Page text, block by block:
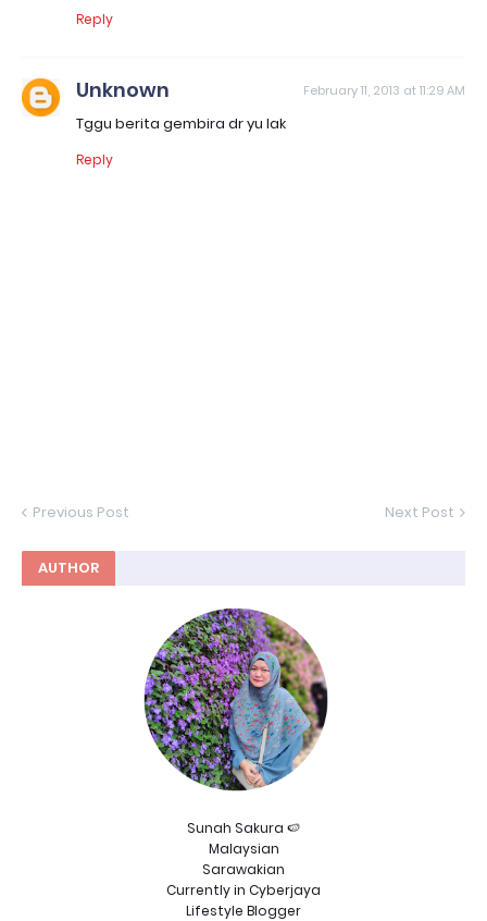
Reply
Unknown February 11, 2013 at 11:29 AM
Tggu berita gembira dr yu lak
Reply
Previous Post Next Post
AUTHOR
Sunah Sakura 🍉
Malaysian
Sarawakian
Currently in Cyberjaya
Lifestyle Blogger